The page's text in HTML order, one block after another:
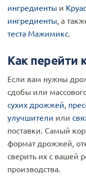
ингредиенты и
ингредиенты, а
теста Мажимикс.
Как перейти
Если вам нужны
сдобы или
сухих дрожжей,
улучшители или
поставки. Самый
формат дрожжей,
сверить их с вашей
производства.